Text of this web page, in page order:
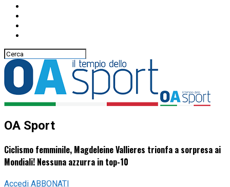
OA Sport
Ciclismo femminile, Magdeleine Vallieres trionfa a sorpresa ai
Mondiali! Nessuna azzurra in top-10
Accedi ABBONATI